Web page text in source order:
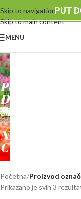
Skip to navigation
Skip to main content
PUT
MENU
MIHALEK
PUT
DO
SREĆE
-
NAŠE
CVEĆE
Početna/Proizvod
Prikazano je svih 3